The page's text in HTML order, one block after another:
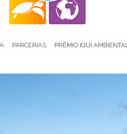
PARCERIAS PRÊMIO IGUI AMBIENTAL